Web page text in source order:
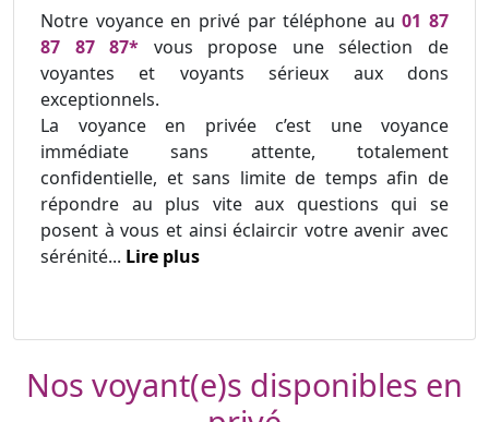
Notre voyance en privé par téléphone au01 87
87 87 87* vous propose une sélection de
voyantes et voyants sérieux aux dons
exceptionnels.
La voyance en privée c’est une voyance
immédiate sans attente, totalement
confidentielle, et sans limite de temps afin de
répondre au plus vite aux questions qui se
posent à vous et ainsi éclaircir votre avenir avec
sérénité... Lire plus
Nos voyant(e)s disponibles en